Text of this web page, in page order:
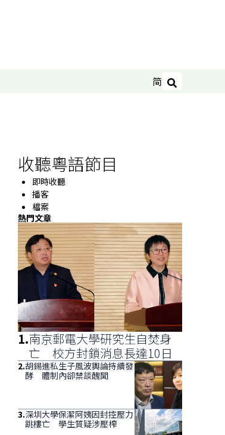
简 搜尋
收聽粵語節目
即時收聽
播客
檔案
熱門文章
1.南京郵電大學研究生自焚身
亡 校方封鎖消息長達10日
2.胡錫進私生子風波輿論持續發
酵 體制內卻禁談醜聞
3.深圳大學保潔阿姨因封控壓力
跳樓亡 學生質疑涉壓榨